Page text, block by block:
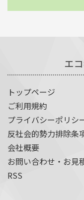
エ
トップページ
ご利用規約
プライバシーポリシ
反社会的勢力排除条
会社概要
お問い合わせ・お見
RSS